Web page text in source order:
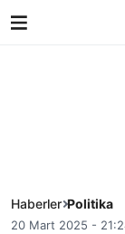
Haberler Politika
20 Mart 2025 -